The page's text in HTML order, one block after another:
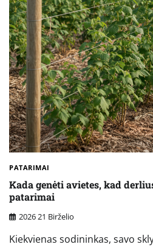
PATARIMAI
Kada genėti avietes, kad
patarimai
2026 21 Birželio
Kiekvienas sodininkas, savo